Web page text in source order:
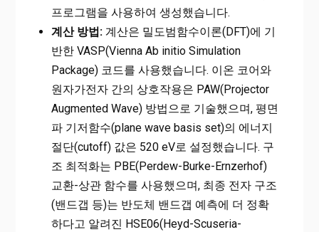
프로그램을 사용하여 생성했습니다.
계산 방법:계산은 밀도범함수이론(DFT)에 기
반한 VASP(Vienna Ab initio Simulation
Package) 코드를 사용했습니다. 이온 코어와
원자가전자 간의 상호작용은 PAW(Projector
Augmented Wave) 방법으로 기술했으며, 평면
파 기저함수(plane wave basis set)의 에너지
절단(cutoff) 값은 520 eV로 설정했습니다. 구
조 최적화는 PBE(Perdew-Burke-Ernzerhof)
교환-상관 함수를 사용했으며, 최종 전자 구조
(밴드갭 등)는 반도체 밴드갭 예측에 더 정확
하다고 알려진 HSE06(Heyd-Scuseria-